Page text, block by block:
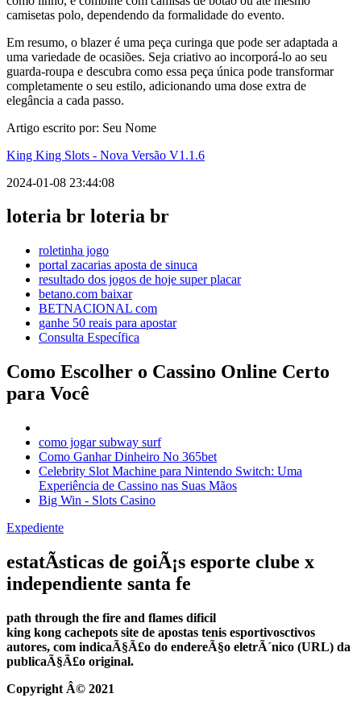
camisetas polo, dependendo da formalidade do evento.
Em resumo, o blazer é uma peça curinga que pode ser adaptada a
uma variedade de ocasiões. Seja criativo ao incorporá-lo ao seu
guarda-roupa e descubra como essa peça única pode transformar
completamente o seu estilo, adicionando uma dose extra de
elegância a cada passo.
Artigo escrito por: Seu Nome
King King Slots - Nova Versão V1.1.6
2024-01-08 23:44:08
loteria br loteria br
roletinha jogo
portal zacarias aposta de sinuca
resultado dos jogos de hoje super placar
betano.com baixar
BETNACIONAL com
ganhe 50 reais para apostar
Consulta Específica
Como Escolher o Cassino Online Certo
para Você
como jogar subway surf
Como Ganhar Dinheiro No 365bet
Celebrity Slot Machine para Nintendo Switch: Uma
Experiência de Cassino nas Suas Mãos
Big Win - Slots Casino
Expediente
estatÃ­sticas de goiÃ¡s esporte clube x
independiente santa fe
path through the fire and flames dificil
king kong cachepots site de apostas tenis esportivosctivos
autores, com indicaÃ§Ã£o do endereÃ§o eletrÃ´nico (URL) da
publicaÃ§Ã£o original.
Copyright Â© 2021